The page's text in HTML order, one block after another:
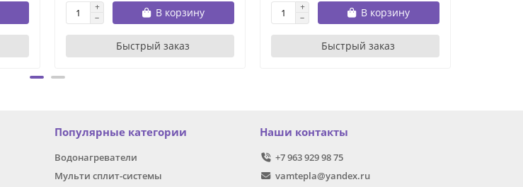
В корзину
Быстрый заказ
В корзину
Быстрый заказ
Популярные категории
Водонагреватели
Мульти сплит-системы
Наши контакты
+7 963 929 98 75
vamtepla@yandex.ru